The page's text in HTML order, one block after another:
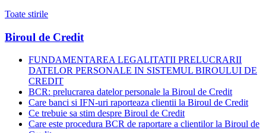
Toate stirile
Biroul de Credit
FUNDAMENTAREA LEGALITATII PRELUCRARII
DATELOR PERSONALE IN SISTEMUL BIROULUI DE
CREDIT
BCR: prelucrarea datelor personale la Biroul de Credit
Care banci si IFN-uri raporteaza clientii la Biroul de Credit
Ce trebuie sa stim despre Biroul de Credit
Care este procedura BCR de raportare a clientilor la Biroul de